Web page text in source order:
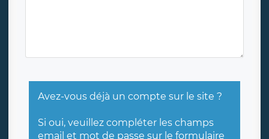
Avez-vous déjà un compte sur le site ?
Si oui, veuillez compléter les champs
email et mot de passe sur le formulaire